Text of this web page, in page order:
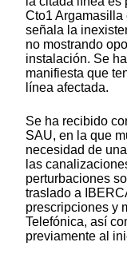
Cto1 Argamasilla
señala la
no mostrando
instalación. Se
manifiesta que
línea afectada.
Se ha recibido
SAU, en la que
necesidad de
las
perturbaciones
traslado a
prescripciones y
Telefónica, así
previamente al